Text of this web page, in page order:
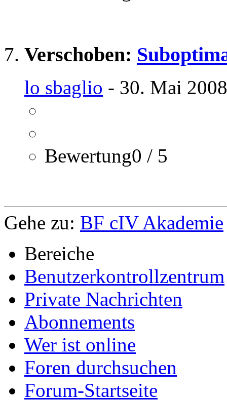
Verschoben:
lo sbaglio - 30. Mai
Bewertung0 / 5
Gehe zu: BF cIV Akademie
Bereiche
Benutzerkontrollzentrum
Private Nachrichten
Abonnements
Wer ist online
Foren durchsuchen
Forum-Startseite